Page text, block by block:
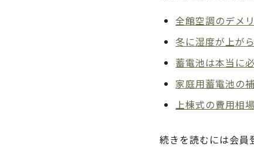
全館空調のデメ
冬に湿度が上が
蓄電池は本当に
家庭用蓄電池の
上棟式の費用相
続きを読むには会員